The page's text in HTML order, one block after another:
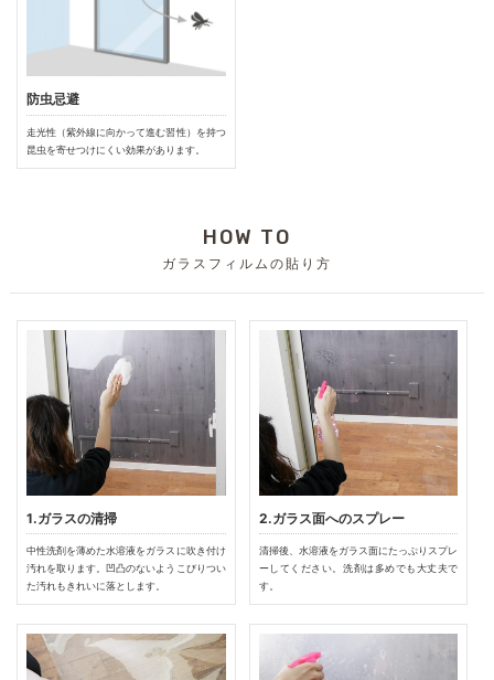
防虫忌避
走光性（紫外線に向かって進む習性）を持つ
昆虫を寄せつけにくい効果があります。
HOW TO
ガラスフィルムの貼り方
1.ガラスの清掃
中性洗剤を薄めた水溶液をガラスに吹き付け
汚れを取ります。凹凸のないようこびりつい
た汚れもきれいに落とします。
2.ガラス面へのスプレー
清掃後、水溶液をガラス面にたっぷりスプレ
ーしてください。洗剤は多めでも大丈夫で
す。